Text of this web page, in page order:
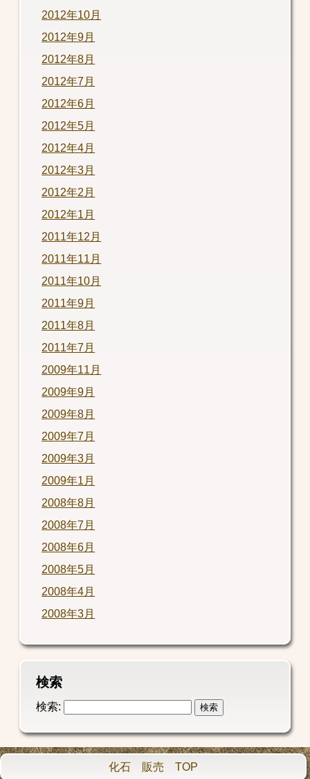
2012年10月
2012年9月
2012年8月
2012年7月
2012年6月
2012年5月
2012年4月
2012年3月
2012年2月
2012年1月
2011年12月
2011年11月
2011年10月
2011年9月
2011年8月
2011年7月
2009年11月
2009年9月
2009年8月
2009年7月
2009年3月
2009年1月
2008年8月
2008年7月
2008年6月
2008年5月
2008年4月
2008年3月
検索
検索:
化石 販売 TOP